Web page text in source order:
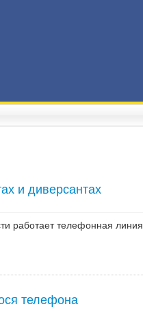
и диверсантах
работает телефонная линия
телефона